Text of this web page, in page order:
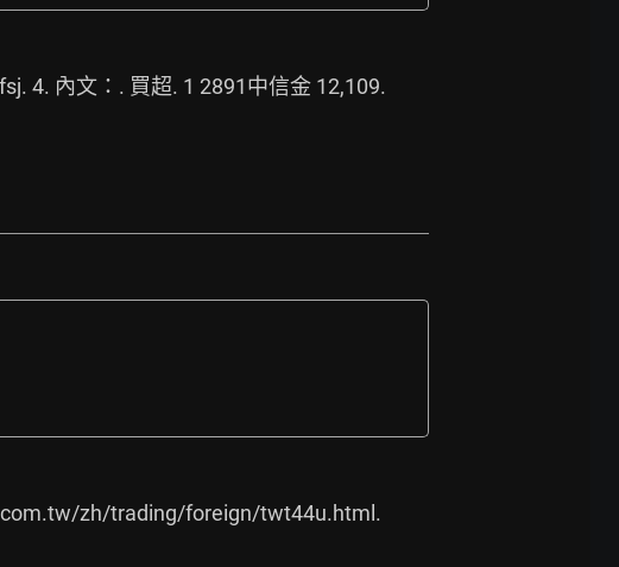
4. 內文：. 買超. 1 2891中信金 12,109.
zh/trading/foreign/twt44u.html.